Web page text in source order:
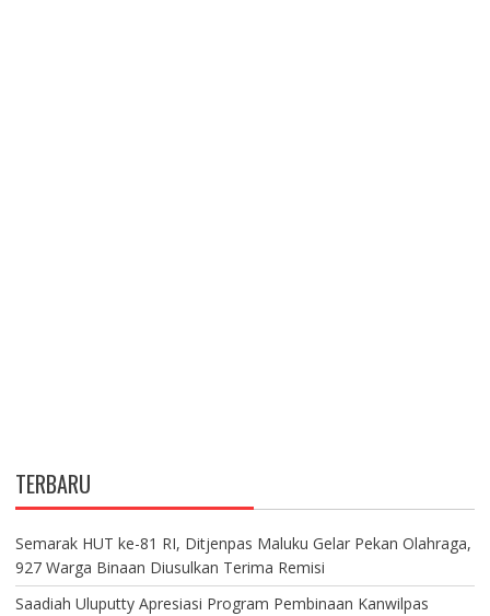
TERBARU
Semarak HUT ke-81 RI, Ditjenpas Maluku Gelar Pekan Olahraga,
927 Warga Binaan Diusulkan Terima Remisi
Saadiah Uluputty Apresiasi Program Pembinaan Kanwilpas